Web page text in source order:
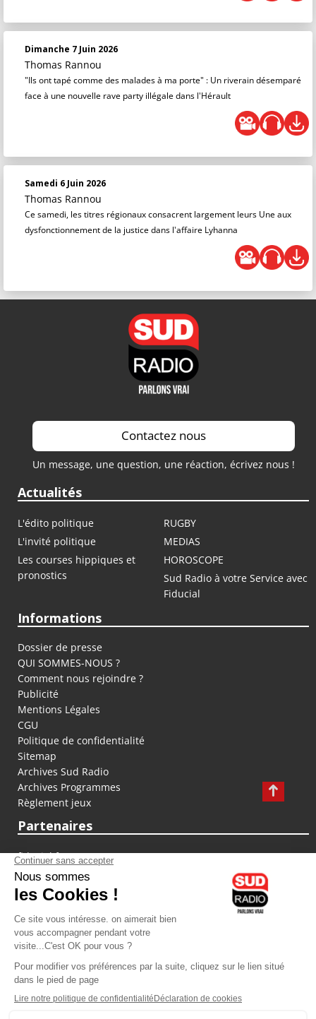
Dimanche 7 Juin 2026
Thomas Rannou
"Ils ont tapé comme des malades à ma porte" : Un riverain désemparé
face à une nouvelle rave party illégale dans l'Hérault
Samedi 6 Juin 2026
Thomas Rannou
Ce samedi, les titres régionaux consacrent largement leurs Une aux
dysfonctionnement de la justice dans l'affaire Lyhanna
Contactez nous
Un message, une question, une réaction, écrivez nous !
Actualités
L'édito politique
RUGBY
L'invité politique
MEDIAS
Les courses hippiques et
pronostics
HOROSCOPE
Sud Radio à votre Service avec
Fiducial
Informations
Dossier de presse
QUI SOMMES-NOUS ?
Comment nous rejoindre ?
Publicité
Mentions Légales
CGU
Politique de confidentialité
Sitemap
Archives Sud Radio
Archives Programmes
Règlement jeux
Partenaires
fiducial.fr
lyoncapitale.fr
olympique-et-lyonnais.com
L'application Iphone / Android
Téléchargez l'application
Les cookies